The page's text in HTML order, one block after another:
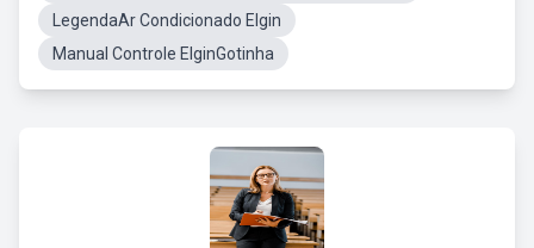
LegendaAr Condicionado Elgin
Manual Controle ElginGotinha